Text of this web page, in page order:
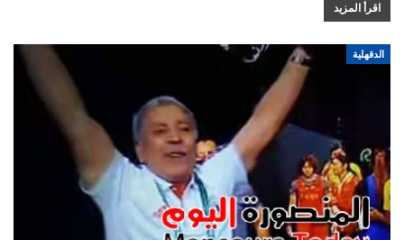
اقرأ المزيد
الدقهلية